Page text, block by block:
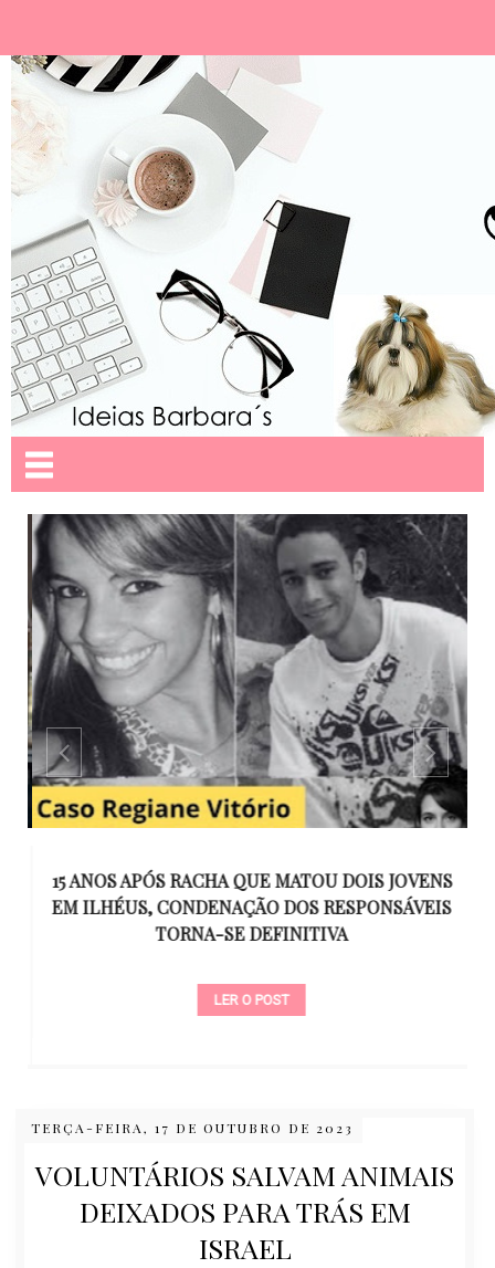
15 ANOS APÓS RACHA QUE MATOU DOIS JOVENS
EM ILHÉUS, CONDENAÇÃO DOS RESPONSÁVEIS
TORNA-SE DEFINITIVA
LER O POST
TERÇA-FEIRA, 17 DE OUTUBRO DE 2023
VOLUNTÁRIOS SALVAM ANIMAIS
DEIXADOS PARA TRÁS EM
ISRAEL